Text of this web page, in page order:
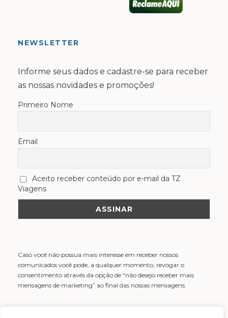
NEWSLETTER
Informe seus dados e cadastre-se para receber
as nossas novidades e promoções!
Primeiro Nome
Email
Aceito receber conteúdo por e-mail da TZ
Viagens
Caso você não possua mais interesse em receber nossos
comunicados você pode, a qualquer momento, revogar o
consentimento através da opção de “não desejo receber mais
mensagens de marketing” ao final das nossas mensagens.